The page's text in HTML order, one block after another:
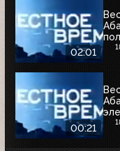
02:01
в
00:21
-